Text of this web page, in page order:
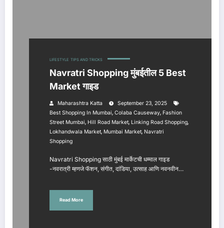
LIFESTYLE TIPS AND TRICKS
Navratri Shopping मुंबईतील 5 Best
Market गाइड
Maharashtra Katta
September 23, 2025
Best Shopping In Mumbai, Colaba Causeway, Fashion
Street Mumbai, Hill Road Market, Linking Road Shopping,
Lokhandwala Market, Mumbai Market, Navratri
Shopping
Navratri Shopping साठी मुंबई मार्केटची धम्माल गाइड
-नवरात्री म्हणजे फॅशन, संगीत, दांडिया, उत्साह आणि नवनवीन…
Read More